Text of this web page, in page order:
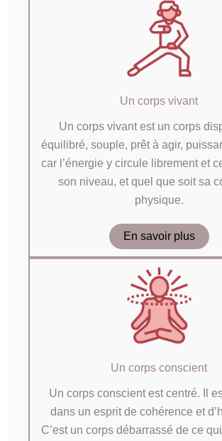
Un corps vivant
Un corps vivant est un corps
équilibré, souple, prêt à agir,
car l’énergie y circule librement et
son niveau, et quel que soit sa
physique.
En savoir plus
Un corps conscient
Un corps conscient est centré. Il
dans un esprit de cohérence et
C’est un corps débarrassé de ce